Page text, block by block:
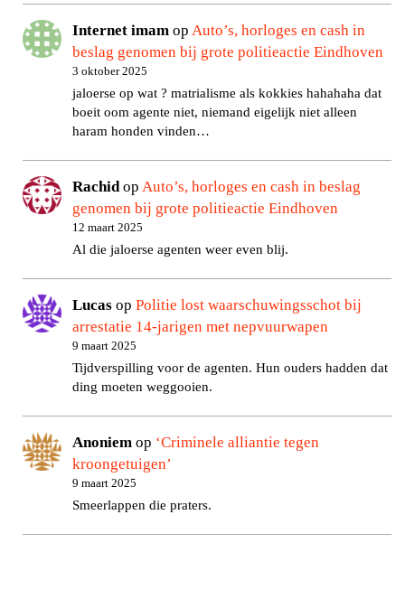
Internet imam op Auto’s, horloges en cash in
beslag genomen bij grote politieactie Eindhoven
3 oktober 2025
jaloerse op wat ? matrialisme als kokkies hahahaha dat
boeit oom agente niet, niemand eigelijk niet alleen
haram honden vinden…
Rachid op Auto’s, horloges en cash in beslag
genomen bij grote politieactie Eindhoven
12 maart 2025
Al die jaloerse agenten weer even blij.
Lucas opPolitie lost waarschuwingsschot bij
arrestatie 14-jarigen met nepvuurwapen
9 maart 2025
Tijdverspilling voor de agenten. Hun ouders hadden dat
ding moeten weggooien.
Anoniem op ‘Criminele alliantie tegen
kroongetuigen’
9 maart 2025
Smeerlappen die praters.